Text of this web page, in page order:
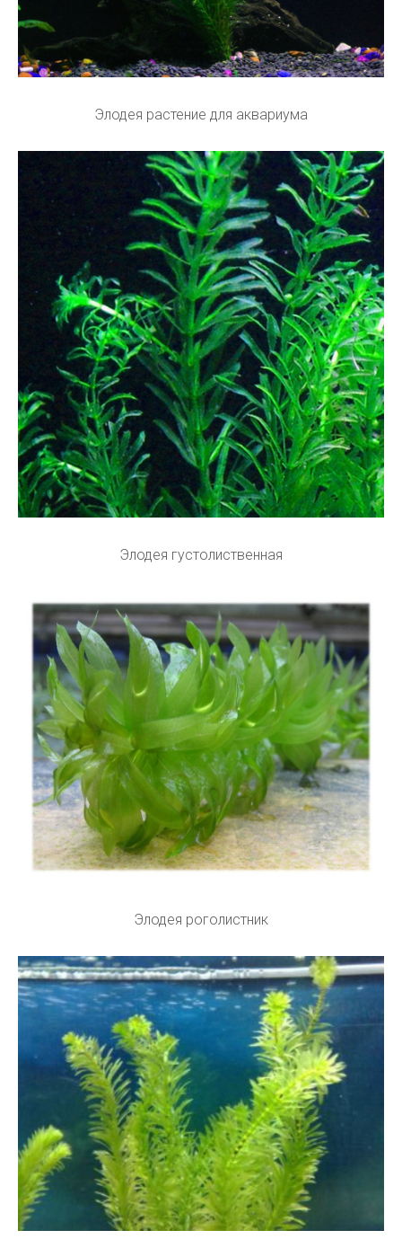
Элодея растение для аквариума
Элодея густолиственная
Элодея роголистник